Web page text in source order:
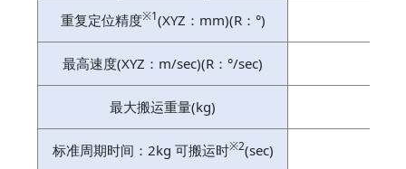
重复定位精度※1(XYZ：mm)(R：°)
最高速度(XYZ：m/sec)(R：°/sec)
最大搬运重量(kg)
标准周期时间：2kg 可搬运时※2(sec)